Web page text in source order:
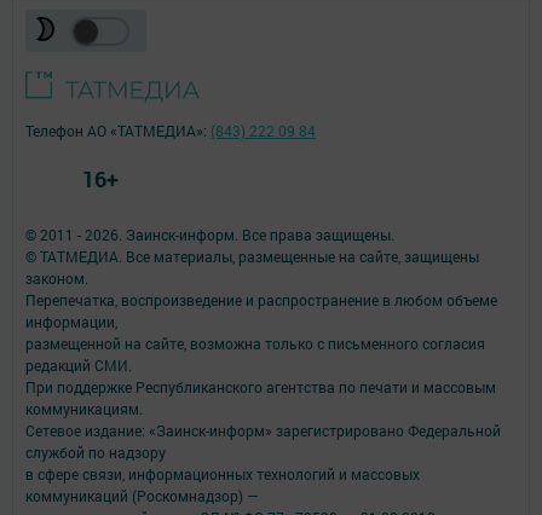
© 2011 - 2026. Заинск-информ. Все права защищены.
© ТАТМЕДИА. Все материалы, размещенные на сайте, защищены
законом.
Перепечатка, воспроизведение и распространение в любом объеме
информации,
размещенной на сайте, возможна только с письменного согласия
редакций СМИ.
При поддержке Республиканского агентства по печати и массовым
коммуникациям.
Сетевое издание: «Заинск-информ» зарегистрировано Федеральной
службой по надзору
в сфере связи, информационных технологий и массовых
коммуникаций (Роскомнадзор) —
Телефон АО «ТАТМЕДИА»: (843) 222 09 84
16+